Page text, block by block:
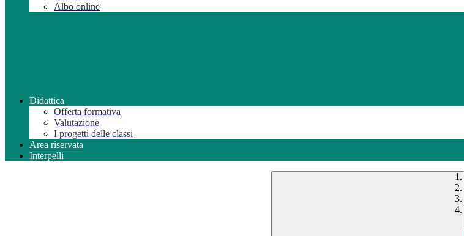
Albo online
Didattica
Offerta formativa
Valutazione
I progetti delle classi
Area riservata
Interpelli